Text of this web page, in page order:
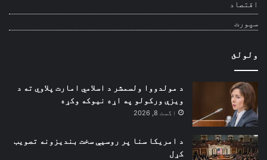
اقتصاد
سپورت
ولولئ
د مولدووا ولسمشر د اسلامي امارت پلاوي ته د
ویزې ورکولو په اړه نیوکه وکړه
اگست 8, 2026
د امریکا سنا پر روسیې سخت بندیزونه تصویب
کړل